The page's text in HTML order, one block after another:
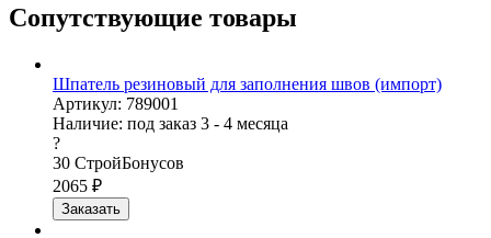
Сопутствующие товары
Шпатель резиновый для заполнения швов (импорт)
Артикул: 789001
Наличие: под заказ 3 - 4 месяца
?
30 СтройБонусов
2065 ₽
Заказать